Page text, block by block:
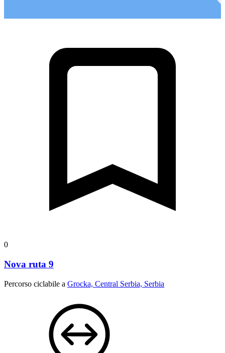
0
Nova ruta 9
Percorso ciclabile a Grocka, Central Serbia, Serbia